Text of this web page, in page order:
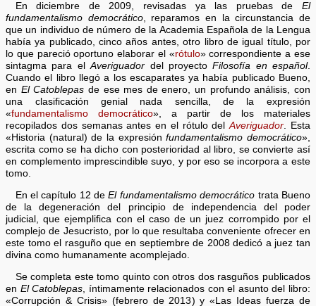
En diciembre de 2009, revisadas ya las pruebas de El
fundamentalismo democrático, reparamos en la circunstancia de
que un individuo de número de la Academia Española de la Lengua
había ya publicado, cinco años antes, otro libro de igual título, por
lo que pareció oportuno elaborar el «rótulo» correspondiente a ese
sintagma para elAveriguador del proyectoFilosofía en español.
Cuando el libro llegó a los escaparates ya había publicado Bueno,
en El Catoblepas de ese mes de enero, un profundo análisis, con
una clasificación genial nada sencilla, de la expresión
«fundamentalismo democrático», a partir de los materiales
recopilados dos semanas antes en el rótulo delAveriguador. Esta
«Historia (natural) de la expresiónfundamentalismo democrático»,
escrita como se ha dicho con posterioridad al libro, se convierte así
en complemento imprescindible suyo, y por eso se incorpora a este
tomo.
En el capítulo 12 deEl fundamentalismo democrático trata Bueno
de la degeneración del principio de independencia del poder
judicial, que ejemplifica con el caso de un juez corrompido por el
complejo de Jesucristo, por lo que resultaba conveniente ofrecer en
este tomo el rasguño que en septiembre de 2008 dedicó a juez tan
divina como humanamente acomplejado.
Se completa este tomo quinto con otros dos rasguños publicados
en El Catoblepas , íntimamente relacionados con el asunto del libro:
«Corrupción & Crisis» (febrero de 2013) y «Las Ideas fuerza de